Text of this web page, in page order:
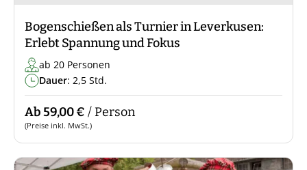
Bogenschießen als Turnier in Leverkusen:
Erlebt Spannung und Fokus
ab 20 Personen
Dauer: 2,5 Std.
Ab 59,00 € / Person
(Preise inkl. MwSt.)